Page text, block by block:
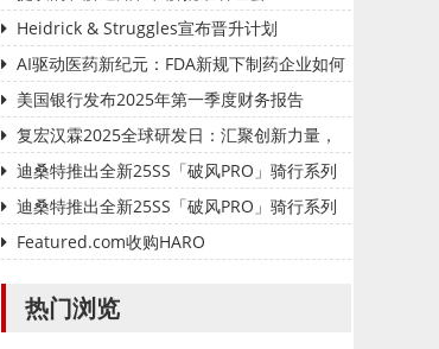
Heidrick & Struggles宣布晋升计划
AI驱动医药新纪元：FDA新规下制药企业如何
抢占智能研发先机？
美国银行发布2025年第一季度财务报告
复宏汉霖2025全球研发日：汇聚创新力量，
驱动全球化战略再攀高峰
迪桑特推出全新25SS「破风PRO」骑行系列
与超轻「蝉翼壳」专业跑步夹克 以匠心助力破
风前行
迪桑特推出全新25SS「破风PRO」骑行系列
与超轻「蝉翼壳」专业跑步夹克 以匠心助力破
Featured.com收购HARO
热门浏览